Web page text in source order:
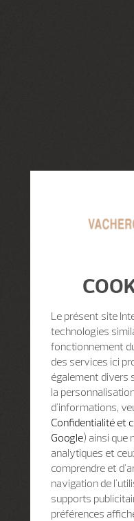
Le présent site
technologies
fonctionnement
des services ici
également divers
la
d'informations,
Confidentialité et
Google) ainsi que
analytiques et
comprendre et
navigation de
supports
préférences